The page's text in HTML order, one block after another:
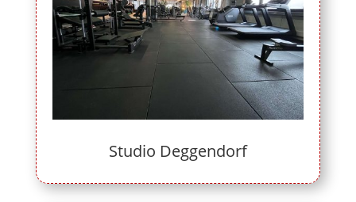
Studio Deggendorf